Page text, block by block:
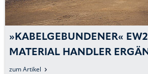
»KABELGEBUNDENER«
MATERIAL HANDLER
PORTFOLIO AN
zum Artikel